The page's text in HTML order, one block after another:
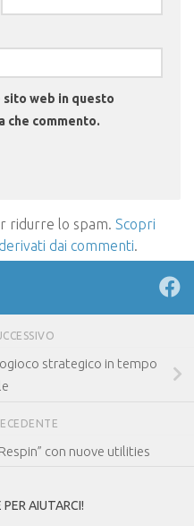
sito web in questo
che commento.
ridurre lo spam. Scopri
dai commenti.
strategico in tempo
con nuove utilities
AIUTARCI!